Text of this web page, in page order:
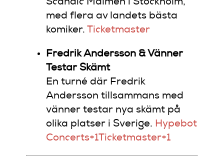
Scandic Malmen i Stockholm,
med flera av landets bästa
komiker. Ticketmaster
Fredrik Andersson & Vänner
Testar Skämt
En turné där Fredrik
Andersson tillsammans med
vänner testar nya skämt på
olika platser i Sverige. Hypebot
Concerts+1 Ticketmaster+1